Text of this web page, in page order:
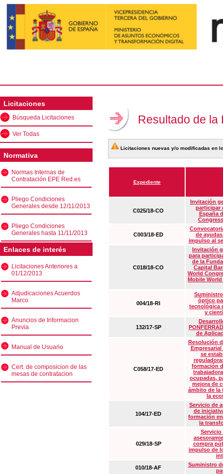
Licitaciones
Búsqueda Licitaciones
Ver Todas
Normativa
Normas Internas de
Contratación EPE Red.es
Pliego Condiciones
Generales desde 12/11/2013
Pliego Condiciones
Generales hasta 11/11/2013
Enlaces de interés
Licitaciones Anteriores a
01/12/2013
Adjudicaciones Acuerdos
Marco
Anuncios de Informacion
Previa
Manual de Usuario
Cert. de composicion de las
mesas de contratacion
Resultado de la
Licitaciones nuevas y/o modificadas en
Expediente
C025/18-CO
Invitación
participar
España
C003/18-ED
de
impulso al
C018/18-CO
Invitación
para
de la
Capital
World
Mobile
004/18-RI
óptico
tecnológica
y
132/17-SP
de
C058/17-ED
Resolución
Empresarial
se
formación
ocupadas,
mejora de
ámbito de la
la
104/17-ED
Servicio de
de
formación
la
029/18-SP
Servicio
compra
impulso de
010/18-AF
Suministro